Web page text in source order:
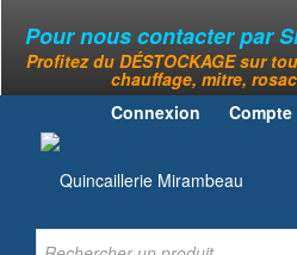
Pour nous contacter par
Profitez du DÉSTOCKAGE sur
chauffage, mitre,
Connexion